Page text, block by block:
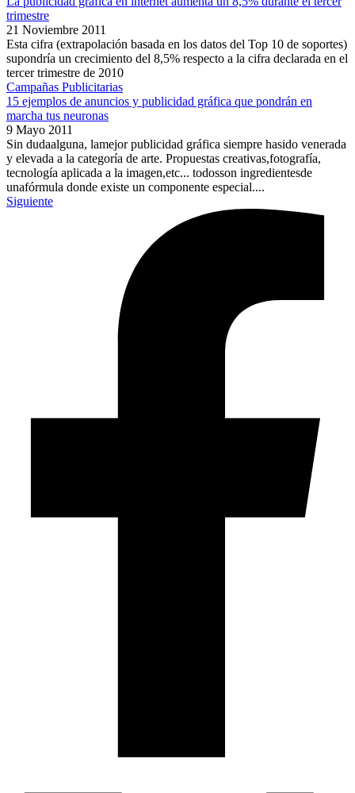
trimestre
21 Noviembre 2011
Esta cifra (extrapolación basada en los datos del Top 10 de soportes)
supondría un crecimiento del 8,5% respecto a la cifra declarada en el
tercer trimestre de 2010
Campañas Publicitarias
15 ejemplos de anuncios y publicidad gráfica que pondrán en
marcha tus neuronas
9 Mayo 2011
Sin dudaalguna, lamejor publicidad gráfica siempre hasido venerada
y elevada a la categoría de arte. Propuestas creativas,fotografía,
tecnología aplicada a la imagen,etc... todosson ingredientesde
unafórmula donde existe un componente especial....
Siguiente